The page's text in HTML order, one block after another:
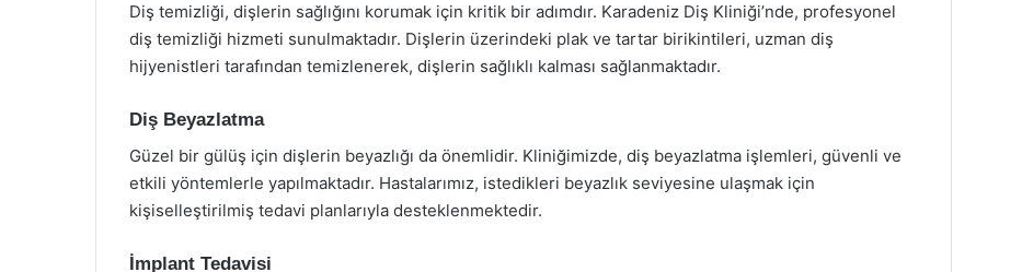
Diş temizliği, dişlerin sağlığını korumak için kritik bir adımdır. Karadeniz Diş Kliniği’nde, profesyonel
diş temizliği hizmeti sunulmaktadır. Dişlerin üzerindeki plak ve tartar birikintileri, uzman diş
hijyenistleri tarafından temizlenerek, dişlerin sağlıklı kalması sağlanmaktadır.
Diş Beyazlatma
Güzel bir gülüş için dişlerin beyazlığı da önemlidir. Kliniğimizde, diş beyazlatma işlemleri, güvenli ve
etkili yöntemlerle yapılmaktadır. Hastalarımız, istedikleri beyazlık seviyesine ulaşmak için
kişiselleştirilmiş tedavi planlarıyla desteklenmektedir.
İmplant Tedavisi